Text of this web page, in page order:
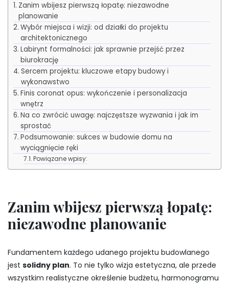
Zanim wbijesz pierwszą łopatę: niezawodne
planowanie
Wybór miejsca i wizji: od działki do projektu
architektonicznego
Labirynt formalności: jak sprawnie przejść przez
biurokrację
Sercem projektu: kluczowe etapy budowy i
wykonawstwo
Finis coronat opus: wykończenie i personalizacja
wnętrz
Na co zwrócić uwagę: najczęstsze wyzwania i jak im
sprostać
Podsumowanie: sukces w budowie domu na
wyciągnięcie ręki
Powiązane wpisy:
Zanim wbijesz pierwszą łopatę:
niezawodne planowanie
Fundamentem każdego udanego projektu budowlanego
jest solidny plan. To nie tylko wizja estetyczna, ale przede
wszystkim realistyczne określenie budżetu, harmonogramu